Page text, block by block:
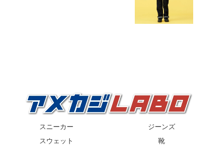
スニーカー
ジーンズ
スウェット
靴